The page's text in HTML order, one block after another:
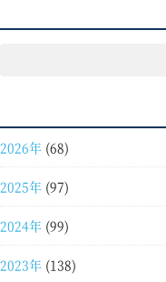
2026年 (68)
2025年 (97)
2024年 (99)
2023年 (138)